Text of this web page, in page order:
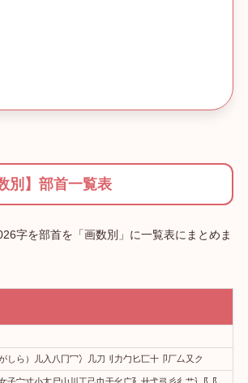
別】部首一覧表
字を部首を「画数別」に一覧表にまとめま
しら）儿入八冂冖冫几刀刂力勹匕匸十卩厂厶又ク